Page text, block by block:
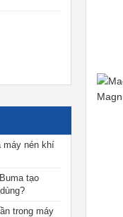
máy nén khí
tạo
trong máy